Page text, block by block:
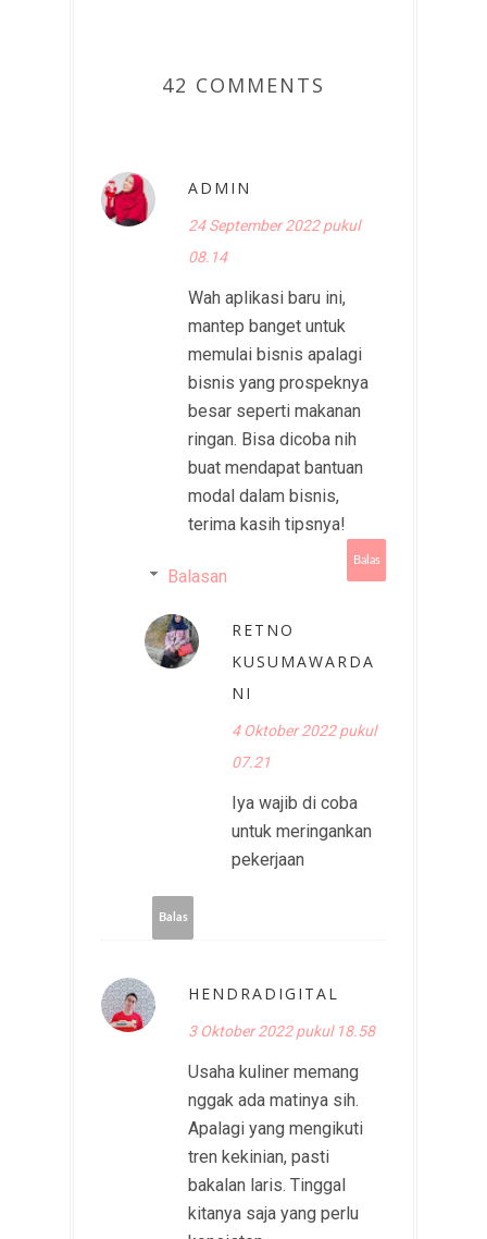
42 COMMENTS
ADMIN
24 September 2022 pukul
08.14
Wah aplikasi baru ini,
mantep banget untuk
memulai bisnis apalagi
bisnis yang prospeknya
besar seperti makanan
ringan. Bisa dicoba nih
buat mendapat bantuan
modal dalam bisnis,
terima kasih tipsnya!
Balas
Balasan
RETNO
KUSUMAWARDA
NI
4 Oktober 2022 pukul
07.21
Iya wajib di coba
untuk meringankan
pekerjaan
Balas
HENDRADIGITAL
3 Oktober 2022 pukul 18.58
Usaha kuliner memang
nggak ada matinya sih.
Apalagi yang mengikuti
tren kekinian, pasti
bakalan laris. Tinggal
kitanya saja yang perlu